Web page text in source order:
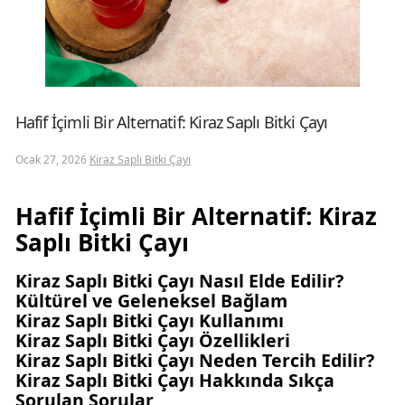
Hafif İçimli Bir Alternatif: Kiraz Saplı Bitki Çayı
Ocak 27, 2026 Kiraz Saplı Bitki Çayı
Hafif İçimli Bir Alternatif: Kiraz
Saplı Bitki Çayı
Kiraz Saplı Bitki Çayı Nasıl Elde Edilir?
Kültürel ve Geleneksel Bağlam
Kiraz Saplı Bitki Çayı Kullanımı
Kiraz Saplı Bitki Çayı Özellikleri
Kiraz Saplı Bitki Çayı Neden Tercih Edilir?
Kiraz Saplı Bitki Çayı Hakkında Sıkça
Sorulan Sorular